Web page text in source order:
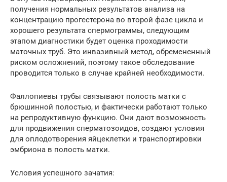
получения нормальных результатов анализа на
концентрацию прогестерона во второй фазе цикла и
хорошего результата спермограммы, следующим
этапом диагностики будет оценка проходимости
маточных труб. Это инвазивный метод, обремененный
риском осложнений, поэтому такое обследование
проводится только в случае крайней необходимости.
Фаллопиевы трубы связывают полость матки с
брюшинной полостью, и фактически работают только
на репродуктивную функцию. Они дают возможность
для продвижения сперматозоидов, создают условия
для оплодотворения яйцеклетки и транспортировки
эмбриона в полость матки.
Условия успешного зачатия: